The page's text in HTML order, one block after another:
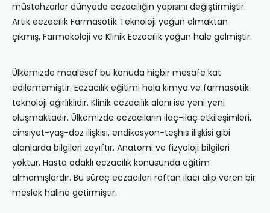
müstahzarlar dünyada eczacılığın yapısını değiştirmiştir.
Artık eczacılık Farmasötik Teknoloji yoğun olmaktan
çıkmış, Farmakoloji ve Klinik Eczacılık yoğun hale gelmiştir.
Ülkemizde maalesef bu konuda hiçbir mesafe kat
edilememiştir. Eczacılık eğitimi hala kimya ve farmasötik
teknoloji ağırlıklıdır. Klinik eczacılık alanı ise yeni yeni
oluşmaktadır. Ülkemizde eczacıların ilaç-ilaç etkileşimleri,
cinsiyet-yaş-doz ilişkisi, endikasyon-teşhis ilişkisi gibi
alanlarda bilgileri zayıftır. Anatomi ve fizyoloji bilgileri
yoktur. Hasta odaklı eczacılık konusunda eğitim
almamışlardır. Bu süreç eczacıları raftan ilacı alıp veren bir
meslek haline getirmiştir.